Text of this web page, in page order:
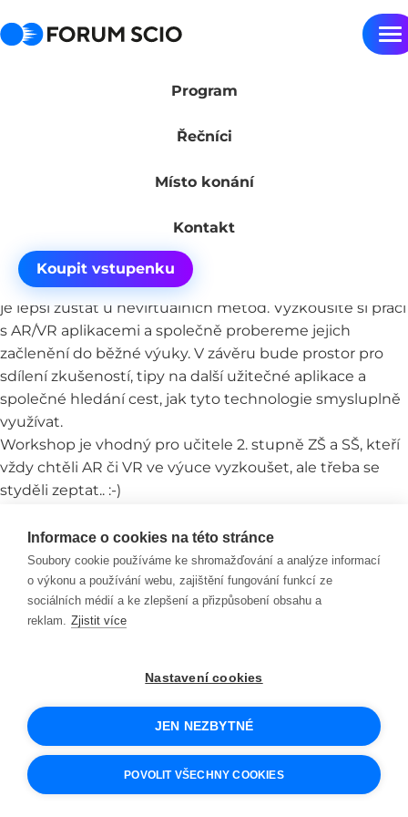
Program
Řečníci
Místo konání
Kontakt
Koupit vstupenku
Workshop představí využití virtuální a rozšířené reality
Na základě zkušeností z mnoha českých škol si názorně
ukážeme, kdy VR/AR ve výuce skutečně pomáhá a kdy
je lepší zůstat u nevirtuálních metod. Vyzkoušíte si práci
s AR/VR aplikacemi a společně probereme jejich
začlenění do běžné výuky. V závěru bude prostor pro
sdílení zkušeností, tipy na další užitečné aplikace a
společné hledání cest, jak tyto technologie smysluplně
využívat.
Workshop je vhodný pro učitele 2. stupně ZŠ a SŠ, kteří
vždy chtěli AR či VR ve výuce vyzkoušet, ale třeba se
styděli zeptat.. :-)
Andrej Novik má ve Scio a ScioŠkolách prsty v různých
projektech. Coby zapálený kantor se nebojí podat ruku
umělé inteligenci a přivést si ji do třídy. Společně s
kolegy stojí za online časopisem Učím s AI. V minulém
životě stihl být potulným dialektologem, špatným
virtuální realitu a věnovat se poradenství v oblasti
digitální vzdělávání.
Informace o cookies na této stránce
Soubory cookie používáme ke shromažďování a analýze informací
o výkonu a používání webu, zajištění fungování funkcí ze
sociálních médií a ke zlepšení a přizpůsobení obsahu a
reklam. Zjistit více
Nastavení cookies
JEN NEZBYTNÉ
POVOLIT VŠECHNY COOKIES